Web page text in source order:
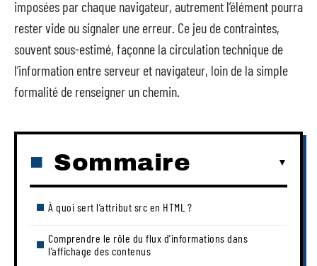
imposées par chaque navigateur, autrement l’élément pourra
rester vide ou signaler une erreur. Ce jeu de contraintes,
souvent sous-estimé, façonne la circulation technique de
l’information entre serveur et navigateur, loin de la simple
formalité de renseigner un chemin.
Sommaire
À quoi sert l’attribut src en HTML ?
Comprendre le rôle du flux d’informations dans
l’affichage des contenus